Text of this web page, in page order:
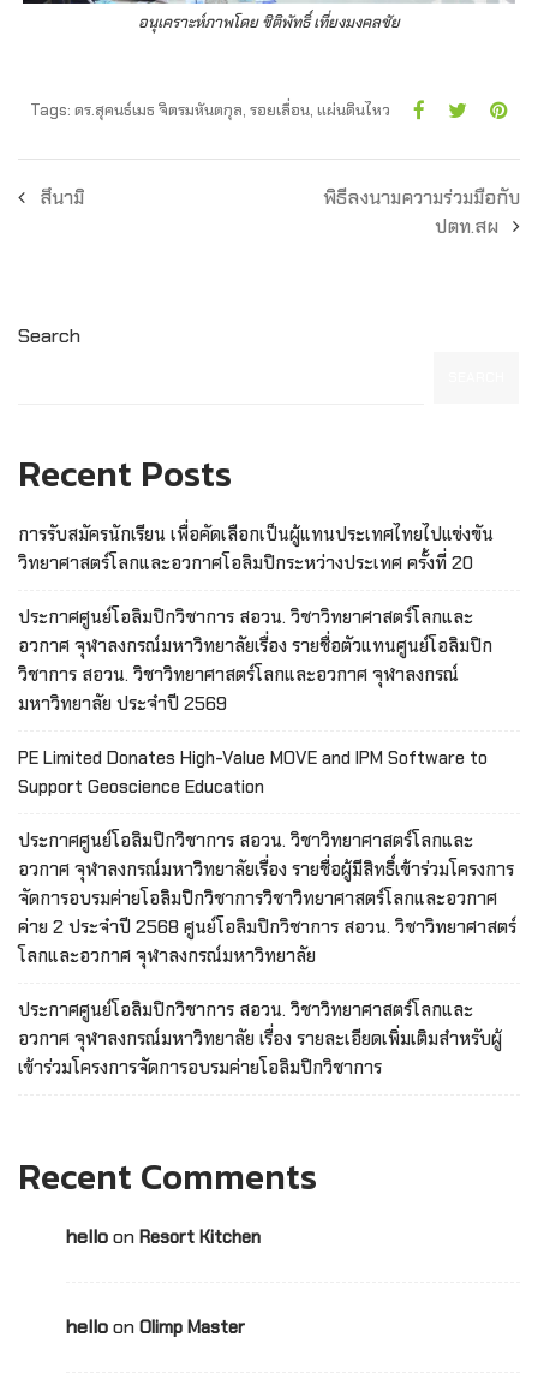
อนุเคราะห์ภาพโดย ชิติพัทธิ์ เที่ยงมงคลชัย
Tags: ดร.สุคนธ์เมธ จิตรมหันตกุล, รอยเลื่อน, แผ่นดินไหว
สึนามิ
พิธีลงนามความร่วมมือกับ
ปตท.สผ
Search
Recent Posts
การรับสมัครนักเรียน เพื่อคัดเลือกเป็นผู้แทนประเทศไทยไปแข่งขัน
วิทยาศาสตร์โลกและอวกาศโอลิมปิกระหว่างประเทศ ครั้งที่ 20
ประกาศศูนย์โอลิมปิกวิชาการ สอวน. วิชาวิทยาศาสตร์โลกและ
อวกาศ จุฬาลงกรณ์มหาวิทยาลัยเรื่อง รายชื่อตัวแทนศูนย์โอลิมปิก
วิชาการ สอวน. วิชาวิทยาศาสตร์โลกและอวกาศ จุฬาลงกรณ์
มหาวิทยาลัย ประจำปี 2569
PE Limited Donates High-Value MOVE and IPM Software to
Support Geoscience Education
ประกาศศูนย์โอลิมปิกวิชาการ สอวน. วิชาวิทยาศาสตร์โลกและ
อวกาศ จุฬาลงกรณ์มหาวิทยาลัยเรื่อง รายชื่อผู้มีสิทธิ์เข้าร่วมโครงการ
จัดการอบรมค่ายโอลิมปิกวิชาการวิชาวิทยาศาสตร์โลกและอวกาศ
ค่าย 2 ประจำปี 2568 ศูนย์โอลิมปิกวิชาการ สอวน. วิชาวิทยาศาสตร์
โลกและอวกาศ จุฬาลงกรณ์มหาวิทยาลัย
ประกาศศูนย์โอลิมปิกวิชาการ สอวน. วิชาวิทยาศาสตร์โลกและ
อวกาศ จุฬาลงกรณ์มหาวิทยาลัย เรื่อง รายละเอียดเพิ่มเติมสำหรับผู้
เข้าร่วมโครงการจัดการอบรมค่ายโอลิมปิกวิชาการ
Recent Comments
helloon Resort Kitchen
helloon Olimp Master